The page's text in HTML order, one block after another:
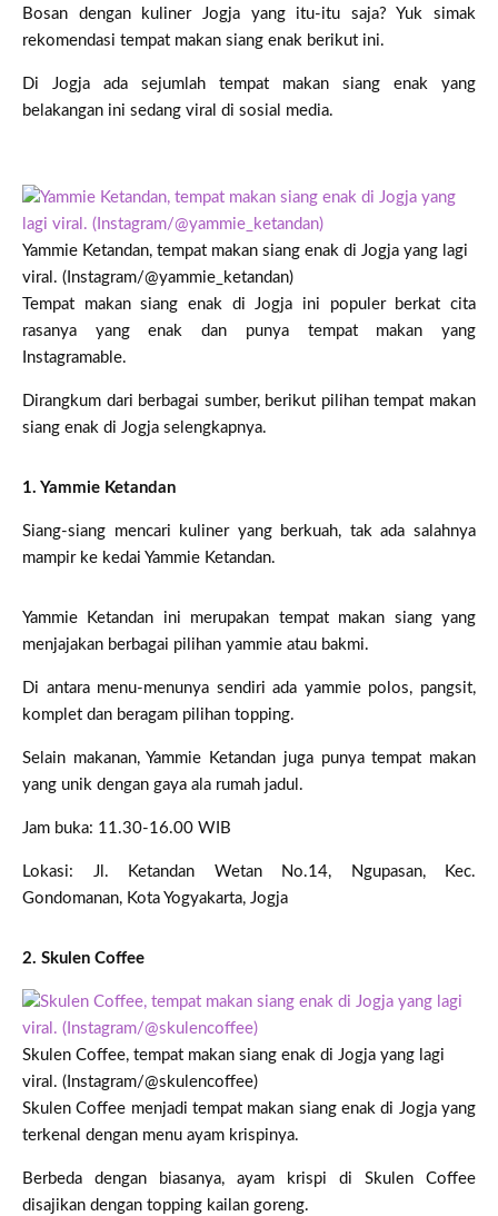
Bosan dengan kuliner Jogja yang itu-itu saja? Yuk simak
rekomendasi tempat makan siang enak berikut ini.
Di Jogja ada sejumlah tempat makan siang enak yang
belakangan ini sedang viral di sosial media.
Yammie Ketandan, tempat makan siang enak di Jogja yang lagi
viral. (Instagram/@yammie_ketandan)
Tempat makan siang enak di Jogja ini populer berkat cita
rasanya yang enak dan punya tempat makan yang
Instagramable.
Dirangkum dari berbagai sumber, berikut pilihan tempat makan
siang enak di Jogja selengkapnya.
1. Yammie Ketandan
Siang-siang mencari kuliner yang berkuah, tak ada salahnya
mampir ke kedai Yammie Ketandan.
Yammie Ketandan ini merupakan tempat makan siang yang
menjajakan berbagai pilihan yammie atau bakmi.
Di antara menu-menunya sendiri ada yammie polos, pangsit,
komplet dan beragam pilihan topping.
Selain makanan, Yammie Ketandan juga punya tempat makan
yang unik dengan gaya ala rumah jadul.
Jam buka: 11.30-16.00 WIB
Lokasi: Jl. Ketandan Wetan No.14, Ngupasan, Kec.
Gondomanan, Kota Yogyakarta, Jogja
2. Skulen Coffee
Skulen Coffee, tempat makan siang enak di Jogja yang lagi
viral. (Instagram/@skulencoffee)
Skulen Coffee menjadi tempat makan siang enak di Jogja yang
terkenal dengan menu ayam krispinya.
Berbeda dengan biasanya, ayam krispi di Skulen Coffee
disajikan dengan topping kailan goreng.